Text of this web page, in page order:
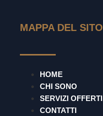
MAPPA DEL SITO
HOME
CHI SONO
SERVIZI OFFERTI
CONTATTI